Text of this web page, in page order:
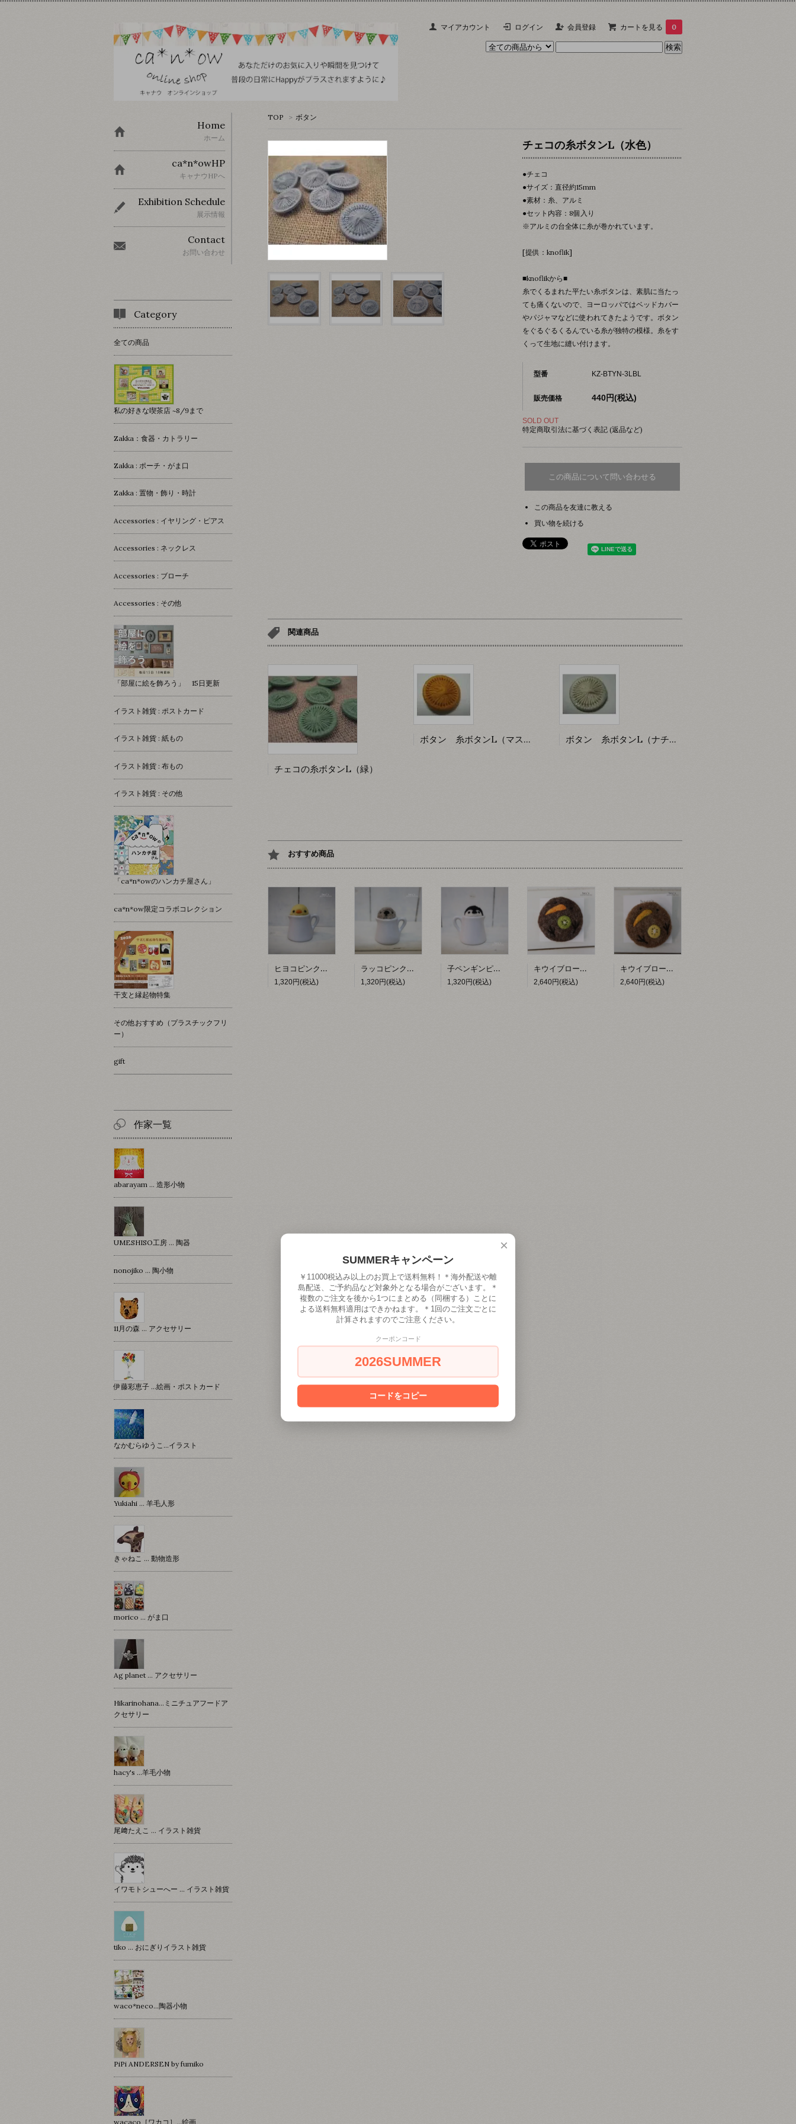
マイアカウント ログイン 会員登録 カートを見る 0
TOP > ボタン
チェコの糸ボタンL（水色）
●チェコ
●サイズ：直径約15mm
●素材：糸、アルミ
●セット内容：8個入り
※アルミの台全体に糸が巻かれています。
[提供：knoflik]
■knoflikから■
糸でくるまれた平たい糸ボタンは、素肌に当たっ
ても痛くないので、ヨーロッパではベッドカバー
やパジャマなどに使われてきたようです。ボタン
をぐるぐるくるんでいる糸が独特の模様。糸をす
くって生地に縫い付けます。
型番 KZ-BTYN-3LBL
販売価格 440円(税込)
SOLD OUT
特定商取引法に基づく表記 (返品など)
この商品について問い合わせる
この商品を友達に教える
買い物を続ける
関連商品
チェコの糸ボタンL（緑）
ボタン 糸ボタンL（マスタード） ボタン 糸ボタンL（ナチュラル）
おすすめ商品
ヒヨコピンクッション 【hacy's】
1,320円(税込)
ラッコピンクッション 【hacy's】
1,320円(税込)
子ペンギンピンクッション 【hacy's】
1,320円(税込)
キウイブローチ【hacy's】
2,640円(税込)
キウイブローチ（黄）【hacy's】
2,640円(税込)
Home
ホーム
ca*n*owHP
キャナウHPへ
Exhibition Schedule
展示情報
Contact
お問い合わせ
Category
全ての商品
私の好きな喫茶店 ~8/9まで
Zakka：食器・カトラリー
Zakka : ポーチ・がま口
Zakka : 置物・飾り・時計
Accessories : イヤリング・ピアス
Accessories : ネックレス
Accessories : ブローチ
Accessories : その他
「部屋に絵を飾ろう」 15日更新
イラスト雑貨 : ポストカード
イラスト雑貨 : 紙もの
イラスト雑貨 : 布もの
イラスト雑貨 : その他
「ca*n*owのハンカチ屋さん」
ca*n*ow限定コラボコレクション
干支と縁起物特集
その他おすすめ（プラスチックフリ
ー）
gift
作家一覧
abarayam … 造形小物
UMESHISO工房 … 陶器
nonojiko ... 陶小物
11月の森 … アクセサリー
伊藤彩恵子 …絵画・ポストカード
なかむらゆうこ…イラスト
Yukiahi … 羊毛人形
きゃねこ … 動物造形
morico … がま口
Ag planet … アクセサリー
Hikarinohana…ミニチュアフードア
クセサリー
hacy's …羊毛小物
尾﨑たえこ … イラスト雑貨
イワモトシューへー … イラスト雑貨
tiko … おにぎりイラスト雑貨
waco*neco...陶器小物
PiPi ANDERSEN by fumiko
wacaco［ワカコ］…絵画
×
SUMMERキャンペーン
￥11000税込み以上のお買上で送料無料！＊海外配送や離
島配送、ご予約品など対象外となる場合がございます。＊
複数のご注文を後から1つにまとめる（同梱する）ことに
よる送料無料適用はできかねます。＊1回のご注文ごとに
計算されますのでご注意ください。
クーポンコード
2026SUMMER
コードをコピー